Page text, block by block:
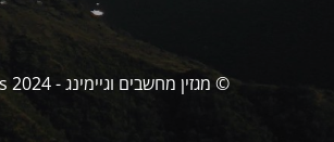
© מגזין מחשבים וגיימינג - PCPlus 2024